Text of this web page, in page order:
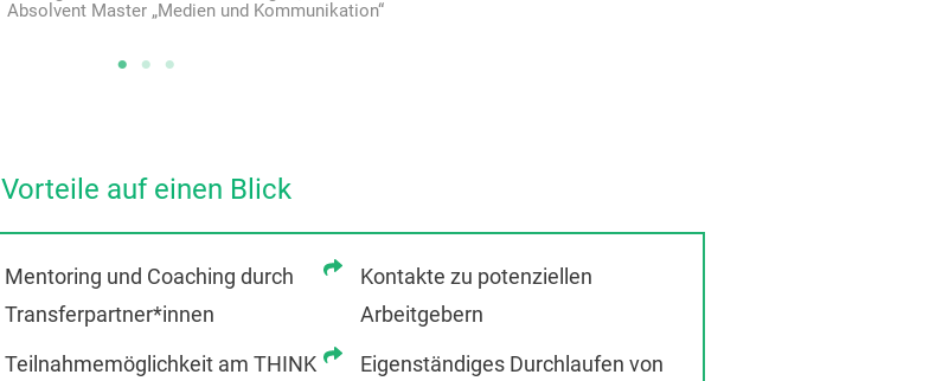
Absolvent Master „Medien und Kommunikation“
Vorteile auf einen Blick
Mentoring und Coaching durch
Transferpartner*innen
Teilnahmemöglichkeit am THINK
Kontakte zu potenziellen
Arbeitgebern
Eigenständiges Durchlaufen von